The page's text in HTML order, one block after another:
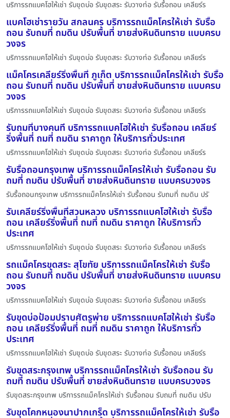
บริการรถแบคโฮให้เช่า รับขุดบ่อ รับขุดสระ รับวางท่อ รับรื้อถอน เคลียร์ร
แบคโฮเช่ารายวัน สกลนคร บริการรถแม็คโครให้เช่า รับรื้อ
ถอน รับถมที่ ถมดิน ปรับพื้นที่ ขายส่งหินดินทราย แบบครบ
วงจร
บริการรถแบคโฮให้เช่า รับขุดบ่อ รับขุดสระ รับวางท่อ รับรื้อถอน เคลียร์ร
แม็คโครเคลียร์ริ่งพื้นที่ ภูเก็ต บริการรถแม็คโครให้เช่า รับรื้อ
ถอน รับถมที่ ถมดิน ปรับพื้นที่ ขายส่งหินดินทราย แบบครบ
วงจร
บริการรถแบคโฮให้เช่า รับขุดบ่อ รับขุดสระ รับวางท่อ รับรื้อถอน เคลียร์ร
รับถมที่บางคนที บริการรถแบคโฮให้เช่า รับรื้อถอน เคลียร์
ริ่งพื้นที่ ถมที่ ถมดิน ราคาถูก ให้บริการทั่วประเทศ
บริการรถแบคโฮให้เช่า รับขุดบ่อ รับขุดสระ รับวางท่อ รับรื้อถอน เคลียร์ร
รับรื้อถอนกรุงเทพ บริการรถแม็คโครให้เช่า รับรื้อถอน รับ
ถมที่ ถมดิน ปรับพื้นที่ ขายส่งหินดินทราย แบบครบวงจร
รับรื้อถอนกรุงเทพ บริการรถแม็คโครให้เช่า รับรื้อถอน รับถมที่ ถมดิน ปรั
รับเคลียร์ริ่งพื้นที่สวนหลวง บริการรถแบคโฮให้เช่า รับรื้อ
ถอน เคลียร์ริ่งพื้นที่ ถมที่ ถมดิน ราคาถูก ให้บริการทั่ว
ประเทศ
บริการรถแบคโฮให้เช่า รับขุดบ่อ รับขุดสระ รับวางท่อ รับรื้อถอน เคลียร์ร
รถแม็คโครขุดสระ สุโขทัย บริการรถแม็คโครให้เช่า รับรื้อ
ถอน รับถมที่ ถมดิน ปรับพื้นที่ ขายส่งหินดินทราย แบบครบ
วงจร
บริการรถแบคโฮให้เช่า รับขุดบ่อ รับขุดสระ รับวางท่อ รับรื้อถอน เคลียร์ร
รับขุดบ่อป้อมปราบศัตรูพ่าย บริการรถแบคโฮให้เช่า รับรื้อ
ถอน เคลียร์ริ่งพื้นที่ ถมที่ ถมดิน ราคาถูก ให้บริการทั่ว
ประเทศ
บริการรถแบคโฮให้เช่า รับขุดบ่อ รับขุดสระ รับวางท่อ รับรื้อถอน เคลียร์ร
รับขุดสระกรุงเทพ บริการรถแม็คโครให้เช่า รับรื้อถอน รับ
ถมที่ ถมดิน ปรับพื้นที่ ขายส่งหินดินทราย แบบครบวงจร
รับขุดสระกรุงเทพ บริการรถแม็คโครให้เช่า รับรื้อถอน รับถมที่ ถมดิน ปรับ
รับขุดโคกหนองนาปากเกร็ด บริการรถแม็คโครให้เช่า รับรื้อ